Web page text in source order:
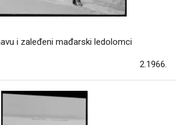
i zaleđeni mađarski ledolomci
2.1966.